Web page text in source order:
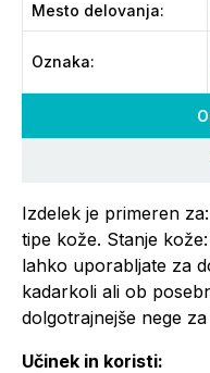
Izdelek je primeren
tipe kože. Stanje
lahko uporabljate za
kadarkoli ali ob
dolgotrajnejše nege
Učinek in koristi:
Mesto delovanja:
Oznaka: